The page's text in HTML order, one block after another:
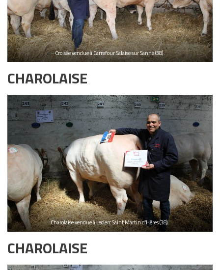
Croisée vendue à Carrefour Salaise sur Sanne (38).
CHAROLAISE
Charolaise vendue à Leclerc Saint Martin d’Hères (38).
CHAROLAISE